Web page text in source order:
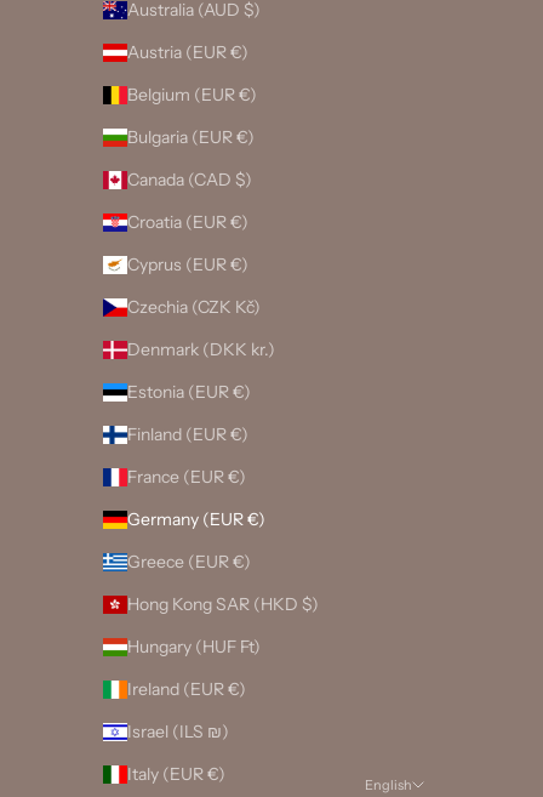
Australia (AUD $)
Austria (EUR €)
Belgium (EUR €)
Bulgaria (EUR €)
Canada (CAD $)
Croatia (EUR €)
Cyprus (EUR €)
Czechia (CZK Kč)
Denmark (DKK kr.)
Estonia (EUR €)
Finland (EUR €)
France (EUR €)
Germany (EUR €)
Greece (EUR €)
Hong Kong SAR (HKD $)
Hungary (HUF Ft)
Ireland (EUR €)
Israel (ILS ₪)
Italy (EUR €)
English